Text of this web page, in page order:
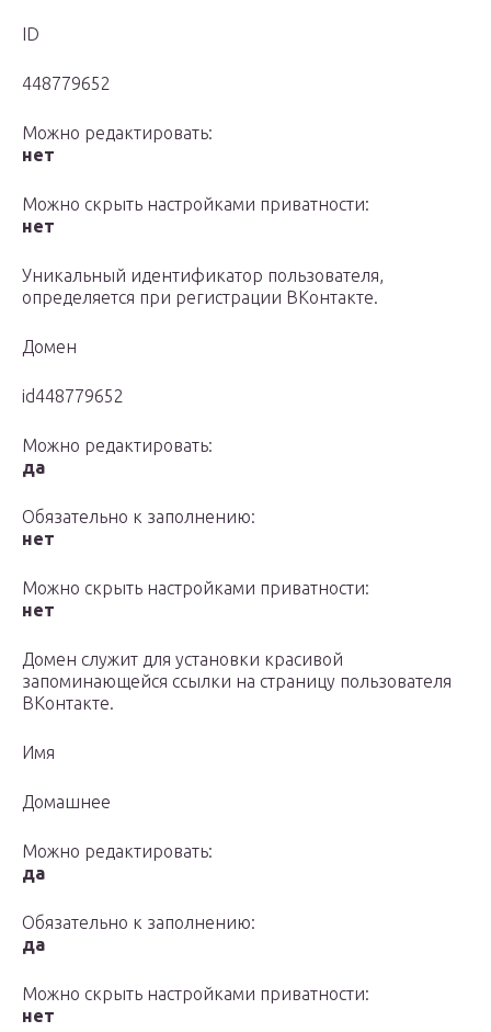
ID
448779652
Можно редактировать:
нет
Можно скрыть настройками приватности:
нет
Уникальный идентификатор пользователя,
определяется при регистрации ВКонтакте.
Домен
id448779652
Можно редактировать:
да
Обязательно к заполнению:
нет
Можно скрыть настройками приватности:
нет
Домен служит для установки красивой
запоминающейся ссылки на страницу пользователя
ВКонтакте.
Имя
Домашнее
Можно редактировать:
да
Обязательно к заполнению:
да
Можно скрыть настройками приватности:
нет